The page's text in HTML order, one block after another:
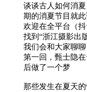
谈谈古人如何消
期的消夏节目就此
欢迎在全平台（
找到“浙江摄影出
我们会和大家聊聊
第一回，甄士隐
后做了一个梦
那些发生在夏天